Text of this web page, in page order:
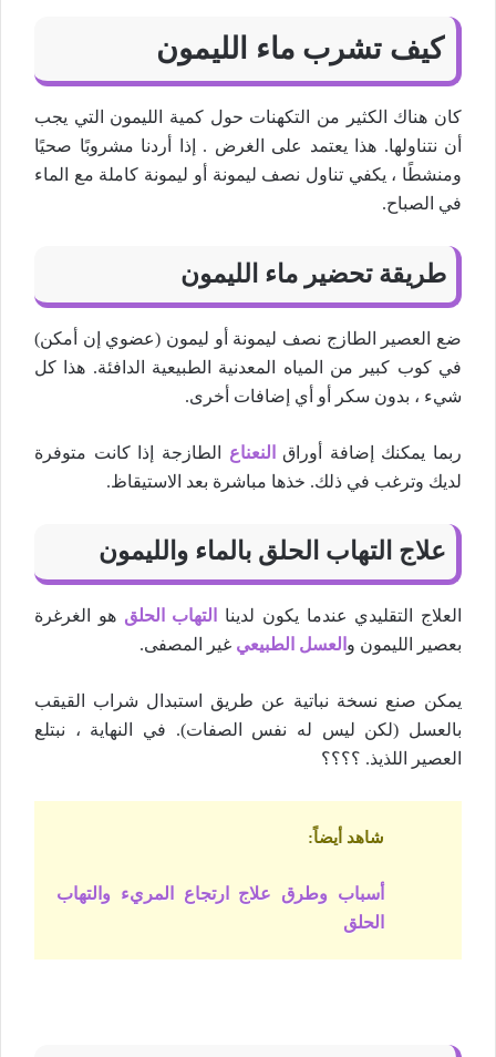
كيف تشرب ماء الليمون
كان هناك الكثير من التكهنات حول كمية الليمون التي يجب
أن نتناولها. هذا يعتمد على الغرض . إذا أردنا مشروبًا صحيًا
ومنشطًا ، يكفي تناول نصف ليمونة أو ليمونة كاملة مع الماء
في الصباح.
طريقة تحضير ماء الليمون
ضع العصير الطازج نصف ليمونة أو ليمون (عضوي إن أمكن)
في كوب كبير من المياه المعدنية الطبيعية الدافئة. هذا كل
شيء ، بدون سكر أو أي إضافات أخرى.
ربما يمكنك إضافة أوراق النعناع الطازجة إذا كانت متوفرة
لديك وترغب في ذلك. خذها مباشرة بعد الاستيقاظ.
علاج التهاب الحلق بالماء والليمون
العلاج التقليدي عندما يكون لدينا التهاب الحلق هو الغرغرة
بعصير الليمون و العسل الطبيعي غير المصفى.
يمكن صنع نسخة نباتية عن طريق استبدال شراب القيقب
بالعسل (لكن ليس له نفس الصفات). في النهاية ، نبتلع
العصير اللذيذ. ؟؟؟؟
شاهد أيضاً:
أسباب وطرق علاج ارتجاع المريء والتهاب
الحلق